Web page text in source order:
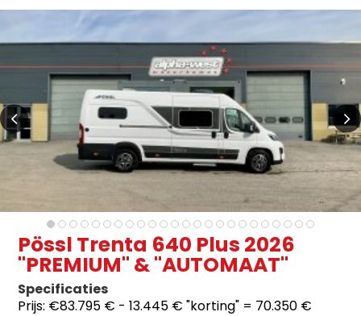
Pössl Trenta 640 Plus 2026
"PREMIUM" & "AUTOMAAT"
Specificaties
Prijs: €83.795 € - 13.445 € "korting" = 70.350 €